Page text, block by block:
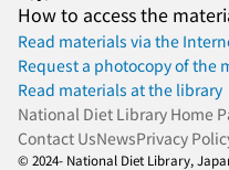
How to access the
Read materials via the
Request a photocopy of the
Read materials at the library
National Diet Library Home
Contact UsNewsPrivacy
© 2024- National Diet Library,